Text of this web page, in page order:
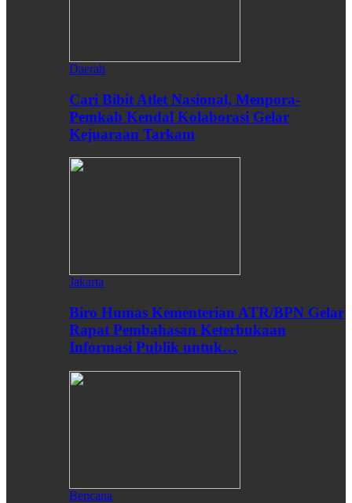
Daerah
Cari Bibit Atlet Nasional, Menpora-
Pemkab Kendal Kolaborasi Gelar
Kejuaraan Tarkam
Jakarta
Biro Humas Kementerian ATR/BPN Gelar
Rapat Pembahasan Keterbukaan
Informasi Publik untuk…
Bencana